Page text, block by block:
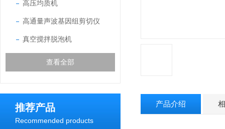
高压均质机
高通量声波基因组剪切仪
真空搅拌脱泡机
查看全部
推荐产品
Recommended products
产品介绍